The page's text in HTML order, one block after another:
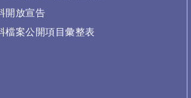
開放宣告
檔案公開項目彙整表